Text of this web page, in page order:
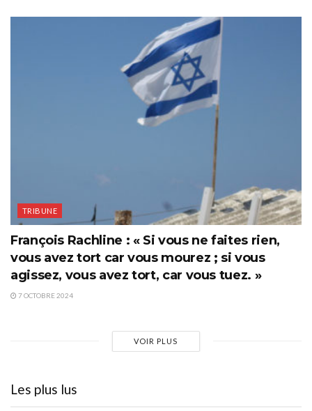
TRIBUNE
François Rachline : « Si vous ne faites rien,
vous avez tort car vous mourez ; si vous
agissez, vous avez tort, car vous tuez. »
7 OCTOBRE 2024
VOIR PLUS
Les plus lus